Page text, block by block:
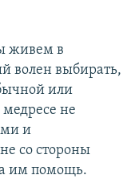
живем в
волен выбирать,
или
не
и
со стороны
им помощь.